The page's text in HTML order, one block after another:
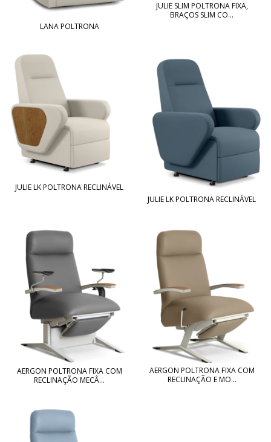
LANA POLTRONA
JULIE SLIM POLTRONA FIXA,
BRAÇOS SLIM CO...
JULIE LK POLTRONA RECLINÁVEL
JULIE LK POLTRONA RECLINÁVEL
AERGON POLTRONA FIXA COM
RECLINAÇÃO MECÂ...
AERGON POLTRONA FIXA COM
RECLINAÇÃO E MO...